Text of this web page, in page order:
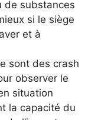
de substances
si le siège
et à
sont des crash
observer le
situation
la capacité du